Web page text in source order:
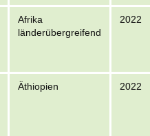
Afrika
länderübergreifend
2022
Äthiopien 2022